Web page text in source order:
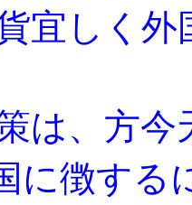
宜しく
、方今
に徴する